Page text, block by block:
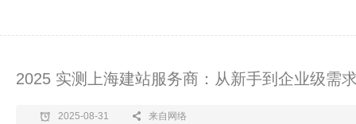
2025 实测上海建站服务商：从新手到企业级需
2025-08-31 来自网络